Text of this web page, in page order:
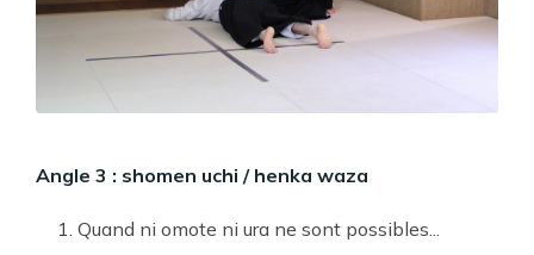
Angle 3 : shomen uchi / henka waza
Quand ni omote ni ura ne sont possibles...